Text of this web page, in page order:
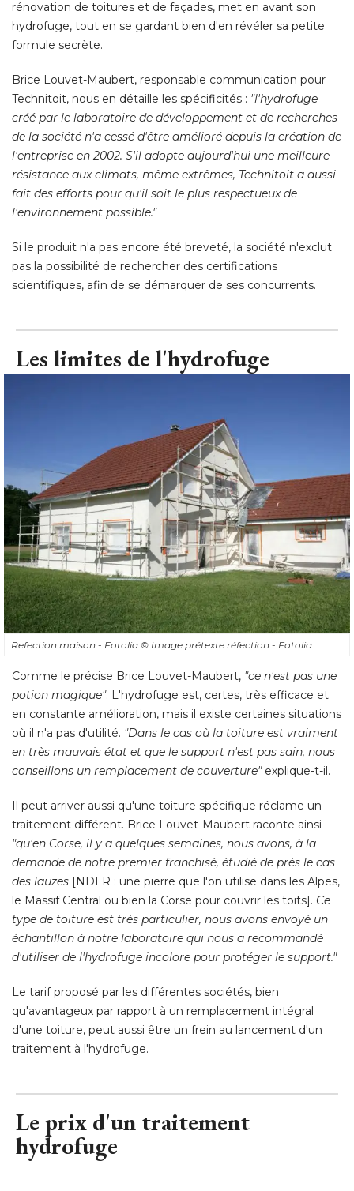
rénovation de toitures et de façades, met en avant son
hydrofuge, tout en se gardant bien d'en révéler sa petite
formule secrète.
Brice Louvet-Maubert, responsable communication pour
Technitoit, nous en détaille les spécificités : "l'hydrofuge
créé par le laboratoire de développement et de recherches
de la société n'a cessé d'être amélioré depuis la création de
l'entreprise en 2002. S'il adopte aujourd'hui une meilleure
résistance aux climats, même extrêmes, Technitoit a aussi
fait des efforts pour qu'il soit le plus respectueux de
l'environnement possible."
Si le produit n'a pas encore été breveté, la société n'exclut
pas la possibilité de rechercher des certifications
scientifiques, afin de se démarquer de ses concurrents.
Les limites de l'hydrofuge
Refection maison - Fotolia © Image prétexte réfection - Fotolia
Comme le précise Brice Louvet-Maubert, "ce n'est pas une
potion magique". L'hydrofuge est, certes, très efficace et
en constante amélioration, mais il existe certaines situations
où il n'a pas d'utilité. "Dans le cas où la toiture est vraiment
en très mauvais état et que le support n'est pas sain, nous
conseillons un remplacement de couverture" explique-t-il.
Il peut arriver aussi qu'une toiture spécifique réclame un
traitement différent. Brice Louvet-Maubert raconte ainsi
"qu'en Corse, il y a quelques semaines, nous avons, à la
demande de notre premier franchisé, étudié de près le cas
des lauzes [NDLR : une pierre que l'on utilise dans les Alpes,
le Massif Central ou bien la Corse pour couvrir les toits]. Ce
type de toiture est très particulier, nous avons envoyé un
échantillon à notre laboratoire qui nous a recommandé
d'utiliser de l'hydrofuge incolore pour protéger le support."
Le tarif proposé par les différentes sociétés, bien
qu'avantageux par rapport à un remplacement intégral
d'une toiture, peut aussi être un frein au lancement d'un
traitement à l'hydrofuge.
Le prix d'un traitement
hydrofuge